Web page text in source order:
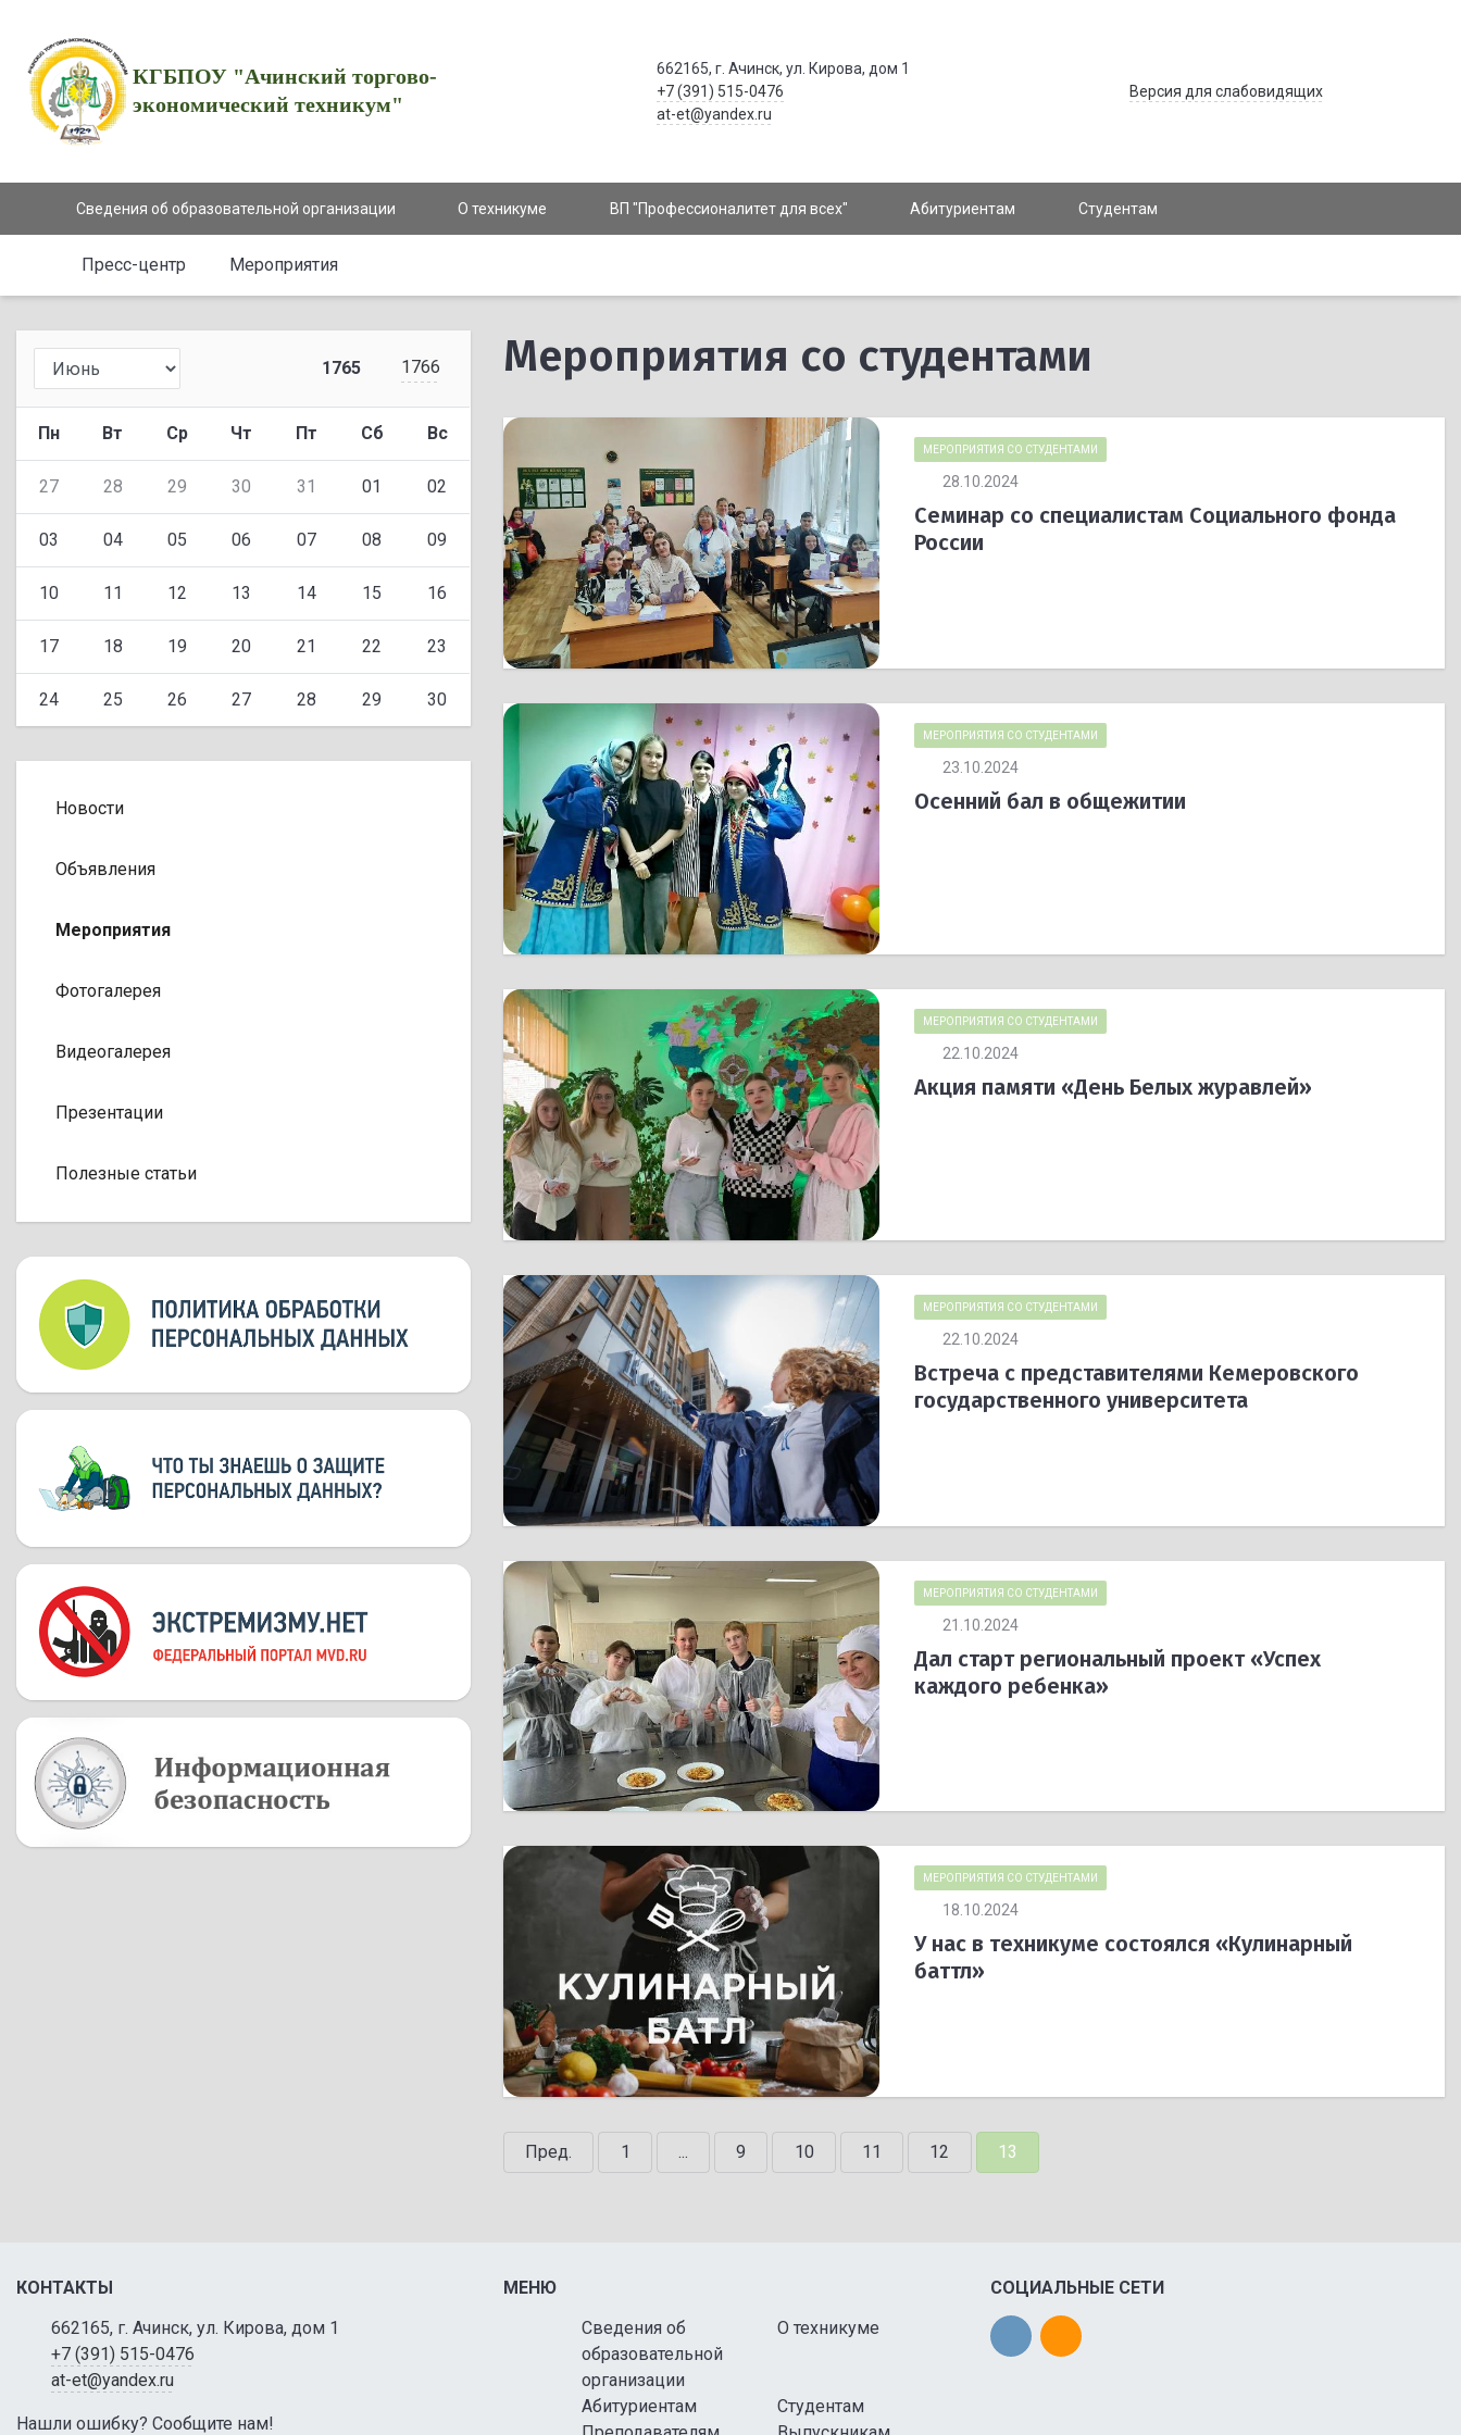
КГБПОУ "Ачинский торгово-
экономический техникум"
662165, г. Ачинск, ул. Кирова, дом 1
+7 (391) 515-0476
at-et@yandex.ru
Версия для слабовидящих
Сведения об образовательной организации О техникуме ВП "Профессионалитет для всех" Абитуриентам Студентам
Пресс-центр Мероприятия
1765 1766
Пн Вт Ср Чт Пт Сб Вс
27 28 29 30 31 01 02
03 04 05 06 07 08 09
10 11 12 13 14 15 16
17 18 19 20 21 22 23
24 25 26 27 28 29 30
Новости
Объявления
Мероприятия
Фотогалерея
Видеогалерея
Презентации
Полезные статьи
Мероприятия со студентами
МЕРОПРИЯТИЯ СО СТУДЕНТАМИ
28.10.2024
Семинар со специалистам Социального фонда
России
МЕРОПРИЯТИЯ СО СТУДЕНТАМИ
23.10.2024
Осенний бал в общежитии
МЕРОПРИЯТИЯ СО СТУДЕНТАМИ
22.10.2024
Акция памяти «День Белых журавлей»
МЕРОПРИЯТИЯ СО СТУДЕНТАМИ
22.10.2024
Встреча с представителями Кемеровского
государственного университета
МЕРОПРИЯТИЯ СО СТУДЕНТАМИ
21.10.2024
Дал старт региональный проект «Успех
каждого ребенка»
МЕРОПРИЯТИЯ СО СТУДЕНТАМИ
18.10.2024
У нас в техникуме состоялся «Кулинарный
баттл»
Пред. 1 ... 9 10 11 12 13
КОНТАКТЫ
662165, г. Ачинск, ул. Кирова, дом 1
+7 (391) 515-0476
at-et@yandex.ru
Нашли ошибку? Сообщите нам!
МЕНЮ
Сведения об
образовательной
организации
О техникуме
Абитуриентам
Студентам
СОЦИАЛЬНЫЕ СЕТИ